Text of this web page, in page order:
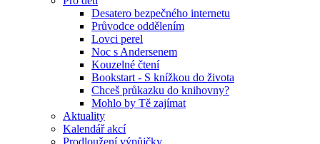
Desatero bezpečného internetu
Průvodce oddělením
Lovci perel
Noc s Andersenem
Kouzelné čtení
Bookstart - S knížkou do života
Chceš průkazku do knihovny?
Mohlo by Tě zajímat
Aktuality
Kalendář akcí
Prodloužení výpůjčky